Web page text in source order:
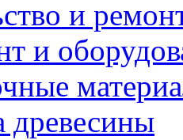
и
и
древесины